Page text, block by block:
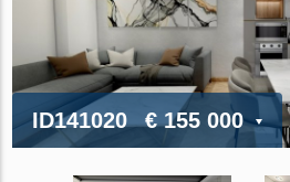
ID141020 € 155 000